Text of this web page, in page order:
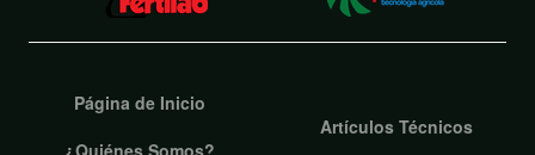
Página de Inicio
¿Quiénes Somos?
Artículos Técnicos